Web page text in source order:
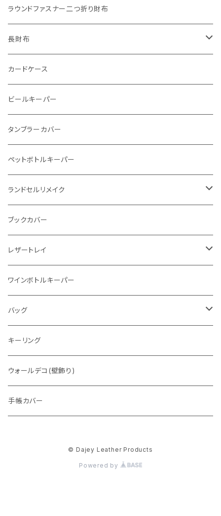
ワンタッチコインケース 国産革
ファスナーコインケース
"Ripper"マイクロウォレット(三つ折り式)
"Basic"アートウォレット
番外編Basicアートウォレット (インポート革版)
スキニーウォレット
ストーンウォレット
メタルウォレット
インビジブルウォレット
イントレチャート 編み込みアートウォレット
"Crammy"L字フラップウォレット
"メッセージ"カリグラフィーウォレット
ラウンドファスナー二つ折り財布
長財布
折り財布
L字ファスナー
柔らか革財布
イントレチャート
ラウンドファスナー
カードケース
ビールキーパー
タンブラーカバー
ペットボトルキーパー
ランドセルリメイク
写真立て
ブックカバー
レザートレイ
番外編"Wave"
通常盤
ワインボトルキーパー
バッグ
トートバッグ
ウォレットバッグ
キーリング
ウォールデコ(壁飾り)
手帳カバー
© Dajey Leather Products
Powered by